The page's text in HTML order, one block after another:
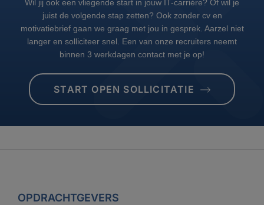
Wil jij ook een vliegende start in jouw IT-carrière? Of wil je
juist de volgende stap zetten? Ook zonder cv en
motivatiebrief gaan we graag met jou in gesprek. Aarzel niet
langer en solliciteer snel. Een van onze recruiters neemt
binnen 3 werkdagen contact met je op!
START OPEN SOLLICITATIE
OPDRACHTGEVERS